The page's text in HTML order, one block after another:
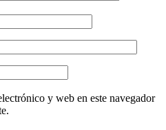
y web en este navegador